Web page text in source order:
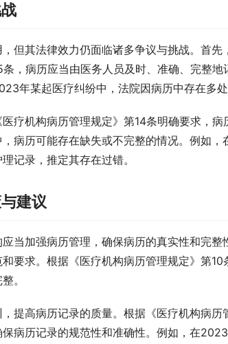
但其法律效力仍面临诸多争议与挑战。首先
，病历应当由医务人员及时、准确、完整
年某起医疗纠纷中，法院因病历中存在多处
疗机构病历管理规定》第14条明确要求，病
病历可能存在缺失或不完整的情况。例如
记录，推定其存在过错。
建议
当加强病历管理，确保病历的真实性和完整
要求。根据《医疗机构病历管理规定》第
。
提高病历记录的质量。根据《医疗机构病历
病历记录的规范性和准确性。例如，在